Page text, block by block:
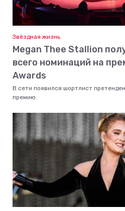
Звёздная жизнь
Megan Thee Stallion
всего номинаций на
Awards
В сети появился шортлист
премию.